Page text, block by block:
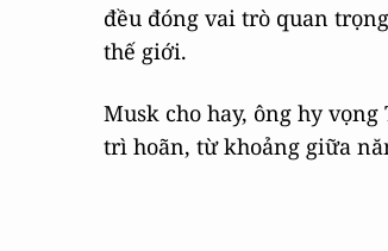
đều đóng vai trò quan
thế giới.
Musk cho hay, ông hy
trì hoãn, từ khoảng giữa